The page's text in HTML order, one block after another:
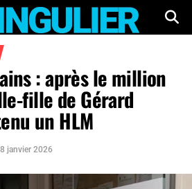
: après le million
fille de Gérard
un HLM
8 janvier 2026